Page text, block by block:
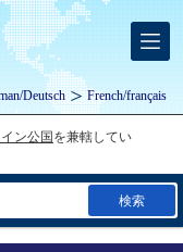
/Deutsch French/français
ン公国 を兼轄してい
検索